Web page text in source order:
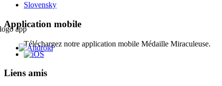
Slovensky
Application mobile
Téléchargez notre application mobile Médaille Miraculeuse.
Liens amis